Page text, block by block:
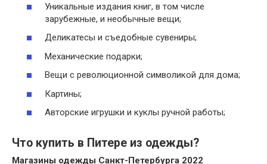
Уникальные издания книг, в том числе
зарубежные, и необычные вещи;
Деликатесы и съедобные сувениры;
Механические подарки;
Вещи с революционной символикой для дома;
Картины;
Авторские игрушки и куклы ручной работы;
Что купить в Питере из одежды?
Магазины одежды Санкт-Петербурга 2022